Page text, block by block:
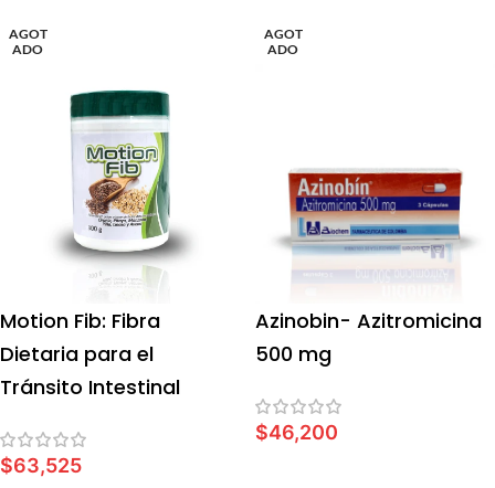
AGOT
ADO
Motion Fib: Fibra
Dietaria para el
Tránsito Intestinal
$63,525
AGOT
ADO
Azinobin- Azitromicina
500 mg
$46,200